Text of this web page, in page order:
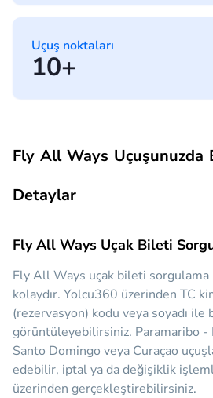
Uçuş noktaları
10+
Fly All Ways Uçuşunuzda
Detaylar
Fly All Ways Uçak Bileti
Fly All Ways uçak bileti
kolaydır. Yolcu360 üzerinden TC
(rezervasyon) kodu veya soyadı ile
görüntüleyebilirsiniz. Paramaribo -
Santo Domingo veya Curaçao
edebilir, iptal ya da değişiklik
üzerinden gerçekleştirebilirsiniz.